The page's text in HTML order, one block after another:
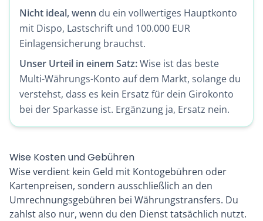
Nicht ideal, wenn du ein vollwertiges Hauptkonto
mit Dispo, Lastschrift und 100.000 EUR
Einlagensicherung brauchst.
Unser Urteil in einem Satz:Wise ist das beste
Multi-Währungs-Konto auf dem Markt, solange du
verstehst, dass es kein Ersatz für dein Girokonto
bei der Sparkasse ist. Ergänzung ja, Ersatz nein.
Wise Kosten und Gebühren
Wise verdient kein Geld mit Kontogebühren oder
Kartenpreisen, sondern ausschließlich an den
Umrechnungsgebühren bei Währungstransfers. Du
zahlst also nur, wenn du den Dienst tatsächlich nutzt.